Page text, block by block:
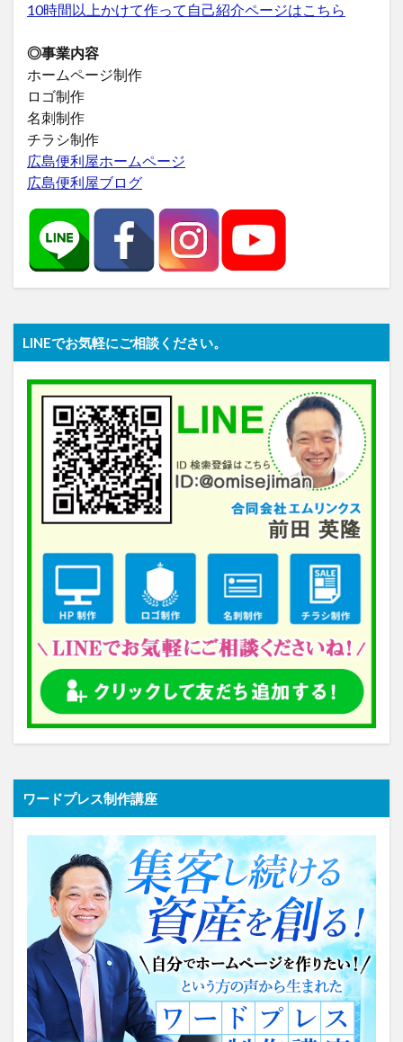
10時間以上かけて作って自己紹介ページはこちら
◎事業内容
ホームページ制作
ロゴ制作
名刺制作
チラシ制作
広島便利屋ホームページ
広島便利屋ブログ
LINEでお気軽にご相談ください。
ワードプレス制作講座